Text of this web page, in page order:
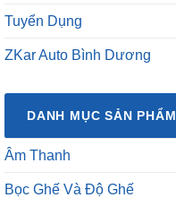
Tuyển Dụng
ZKar Auto Bình Dương
DANH MỤC SẢN PHẨM
Âm Thanh
Bọc Ghế Và Độ Ghế